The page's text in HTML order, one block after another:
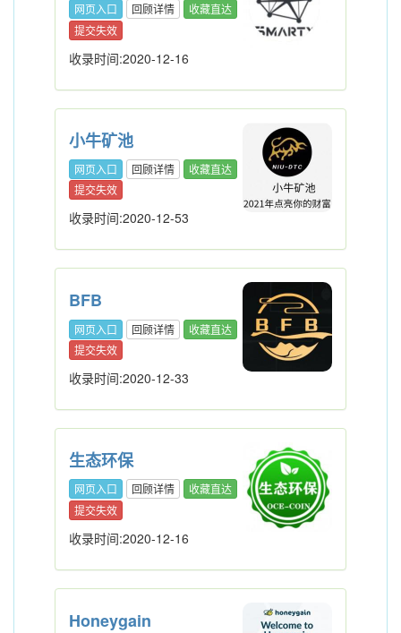
网页入口 回顾详情
收藏直达
提交失效
收录时间:2020-12-16
小牛矿池
网页入口 回顾详情
收藏直达
提交失效
收录时间:2020-12-53
BFB
网页入口 回顾详情
收藏直达
提交失效
收录时间:2020-12-33
生态环保
网页入口 回顾详情
收藏直达
提交失效
收录时间:2020-12-16
Honeygain